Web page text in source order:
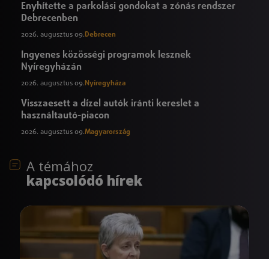
Enyhítette a parkolási gondokat a zónás rendszer
Debrecenben
2026. augusztus 09.Debrecen
Ingyenes közösségi programok lesznek
Nyíregyházán
2026. augusztus 09. Nyíregyháza
Visszaesett a dízel autók iránti kereslet a
használtautó-piacon
2026. augusztus 09.Magyarország
A témához
kapcsolódó hírek